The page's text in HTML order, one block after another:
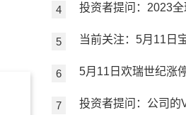
投资者提问：2023全球元宇宙大会18
当前关注：5月11日宝明科技涨停
5月11日欢瑞世纪涨停分析：影
投资者提问：公司的VR/AR产品主要应用在